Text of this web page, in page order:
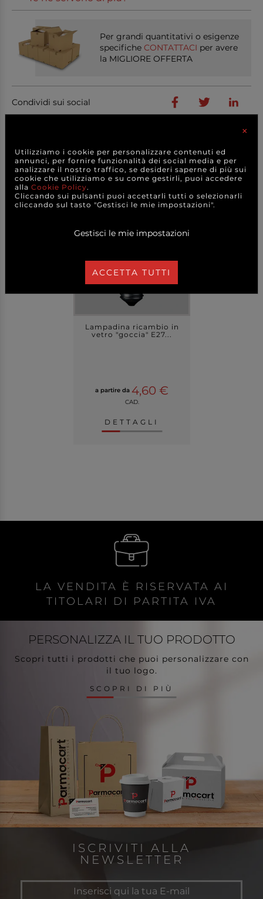
Per grandi quantitativi o esigenze
specifiche CONTATTACI per avere
la MIGLIORE OFFERTA
Condividi sui social
PRODOTTIABBINATI
Lampadina ricambio in
vetro "goccia" E27...
a partire da 4,60 €
CAD.
DETTAGLI
LA VENDITA È RISERVATA AI
TITOLARI DI PARTITA IVA
PERSONALIZZA IL TUO PRODOTTO
Scopri tutti i prodotti che puoi personalizzare con
il tuo logo.
SCOPRI DI PIÙ
ISCRIVITI ALLA
NEWSLETTER
×
Utilizziamo i cookie per personalizzare contenuti ed
annunci, per fornire funzionalità dei social media e per
analizzare il nostro traffico, se desideri saperne di più sui
cookie che utilizziamo e su come gestirli, puoi accedere
alla Cookie Policy.
Cliccando sui pulsanti puoi accettarli tutti o selezionarli
cliccando sul tasto "Gestisci le mie impostazioni".
Gestisci le mie impostazioni
ACCETTA TUTTI